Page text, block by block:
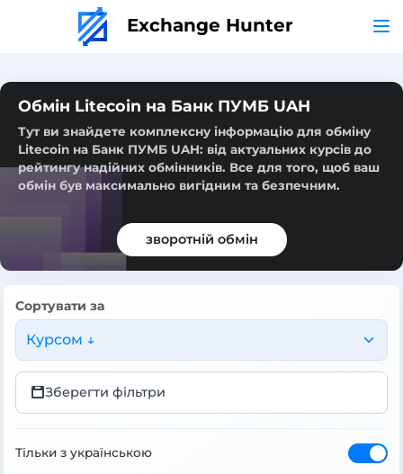
Exchange Hunter
Обмін Litecoin на Банк ПУМБ UAH
Тут ви знайдете комплексну інформацію для обміну
Litecoin на Банк ПУМБ UAH: від актуальних курсів до
рейтингу надійних обмінників. Все для того, щоб ваш
обмін був максимально вигідним та безпечним.
зворотній обмін
Сортувати за
Курсом ↓
Зберегти фільтри
Тільки з українською